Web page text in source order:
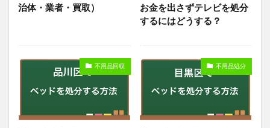
治体・業者・買取）
お金を出さずテレビを処分
するにはどうする？
不用品回収 不用品処分